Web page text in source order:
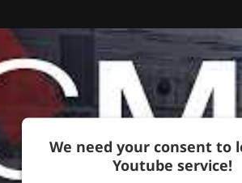
We need your consent to
Youtube service!